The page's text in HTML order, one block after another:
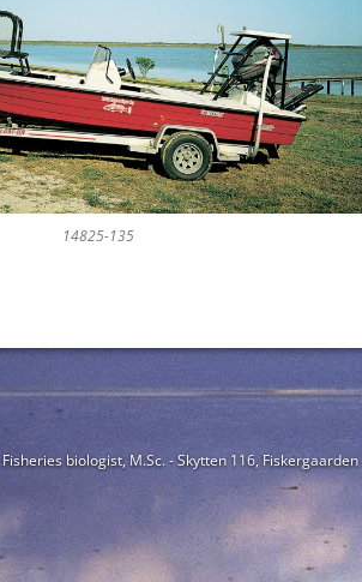
14825-135
biologist, M.Sc. - Skytten 116,